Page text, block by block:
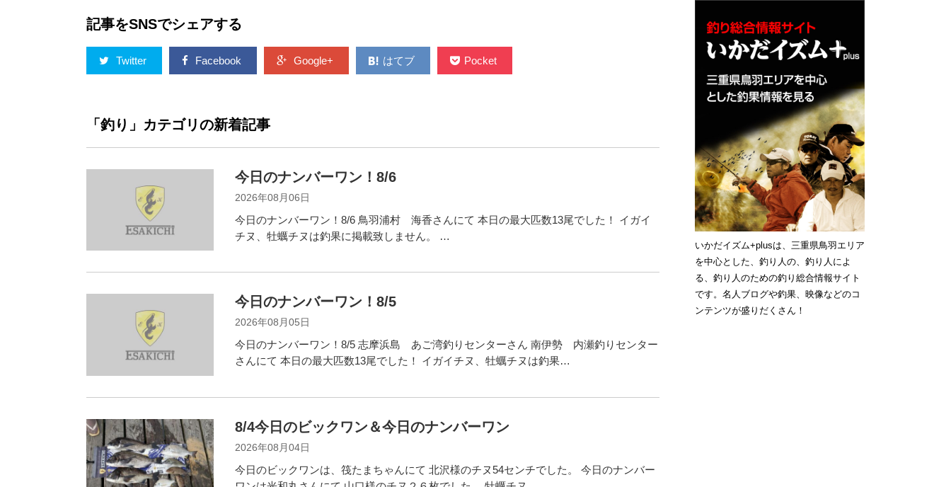
記事をSNSでシェアする
Twitter Facebook Google+ はてブ Pocket
「釣り」カテゴリの新着記事
今日のナンバーワン！8/6
2026年08月06日
今日のナンバーワン！8/6 鳥羽浦村 海香さんにて 本日の最大匹数13尾でした！ イガイ
チヌ、牡蠣チヌは釣果に掲載致しません。 …
今日のナンバーワン！8/5
2026年08月05日
今日のナンバーワン！8/5 志摩浜島 あご湾釣りセンターさん 南伊勢 内瀬釣りセンター
さんにて 本日の最大匹数13尾でした！ イガイチヌ、牡蠣チヌは釣果…
8/4今日のビックワン＆今日のナンバーワン
2026年08月04日
今日のビックワンは、筏たまちゃんにて 北沢様のチヌ54センチでした。 今日のナンバー
いかだイズム+plusは、三重県鳥羽エリア
を中心とした、釣り人の、釣り人によ
る、釣り人のための釣り総合情報サイト
です。名人ブログや釣果、映像などのコ
ンテンツが盛りだくさん！